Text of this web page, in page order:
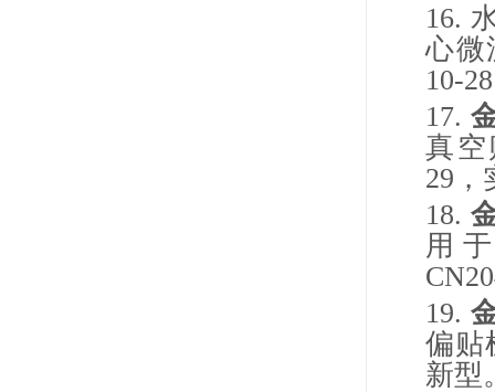
16.
心微
10-28
17.
真空
29
18.
用
19.
偏贴
新型